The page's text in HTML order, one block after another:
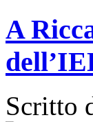
A
Scritto